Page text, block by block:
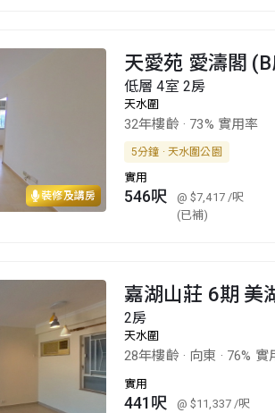
裝修及講房
天愛苑 愛濤閣
低層 4室 2房
天水圍
32年樓齡 · 73% 實用率
5分鐘 · 天水圍公園
實用
546呎 @ $7,417 /呎
(已補)
嘉湖山莊 6期 美
2房
天水圍
28年樓齡 · 向東 · 76% 實
實用
441呎 @ $11,337 /呎